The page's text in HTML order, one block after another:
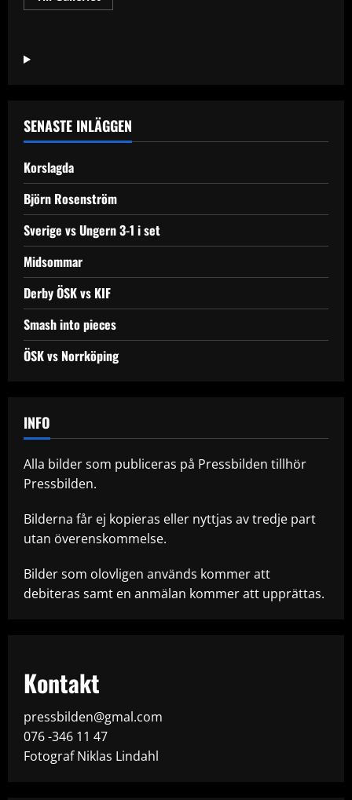
more
SENASTE INLÄGGEN
Korslagda
Björn Rosenström
Sverige vs Ungern 3-1 i set
Midsommar
Derby ÖSK vs KIF
Smash into pieces
ÖSK vs Norrköping
INFO
Alla bilder som publiceras på Pressbilden tillhör
Pressbilden.
Bilderna får ej kopieras eller nyttjas av tredje part
utan överenskommelse.
Bilder som olovligen används kommer att
debiteras samt en anmälan kommer att upprättas.
Kontakt
pressbilden@gmal.com
076 -346 11 47
Fotograf Niklas Lindahl